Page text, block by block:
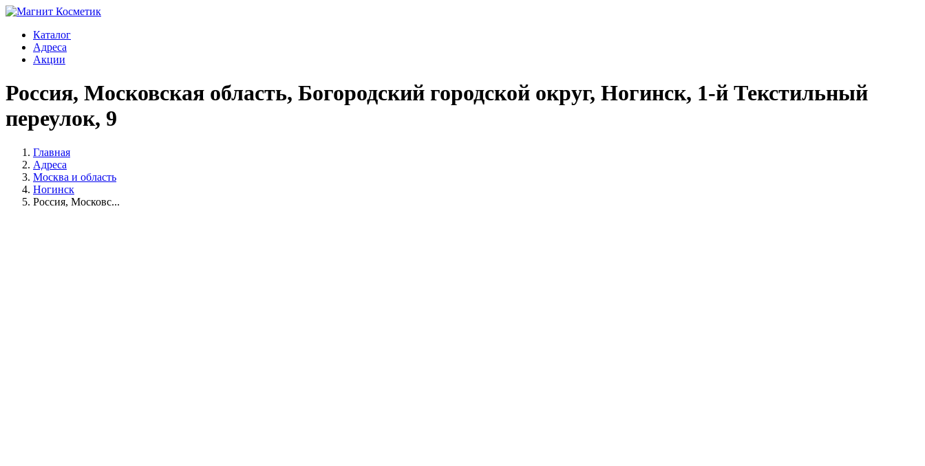
Каталог
Адреса
Акции
Россия, Московская область, Богородский городской округ, Ногинск, 1-й Текстильный
переулок, 9
Главная
Адреса
Москва и область
Ногинск
Россия, Московс...